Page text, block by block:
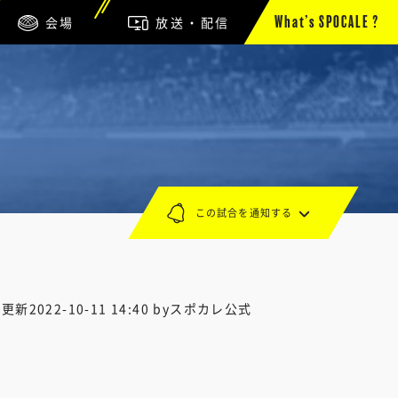
会場 放送・配信 What’s SPOCALE ?
新2022-10-11 14:40 byスポカレ公式
この試合を通知する